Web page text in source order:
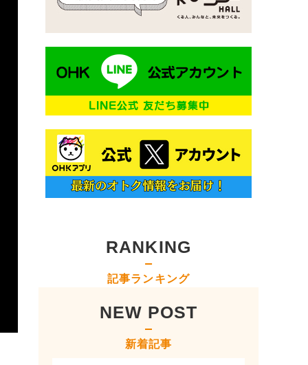
RANKING
記事ランキング
NEW POST
新着記事